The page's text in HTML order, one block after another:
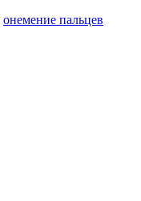
онемение пальцев